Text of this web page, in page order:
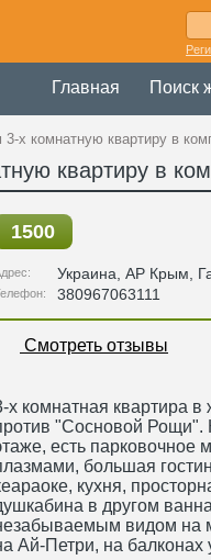
Главная Поиск
3-х комнатную квартиру в
квартиру в
1500
Украина АР Крым ,
380967063111
Смотреть отзывы
х комнатная квартира
"Сосновой Рощи".
есть парковочное
большая
кухня,
в другом
видом на
Ай-Петри, на балконах